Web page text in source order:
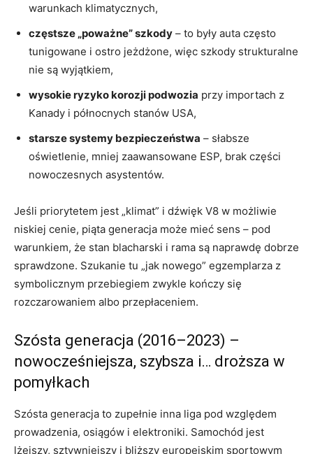
warunkach klimatycznych,
częstsze „poważne” szkody – to były auta często
tunigowane i ostro jeżdżone, więc szkody strukturalne
nie są wyjątkiem,
wysokie ryzyko korozji podwozia przy importach z
Kanady i północnych stanów USA,
starsze systemy bezpieczeństwa – słabsze
oświetlenie, mniej zaawansowane ESP, brak części
nowoczesnych asystentów.
Jeśli priorytetem jest „klimat” i dźwięk V8 w możliwie
niskiej cenie, piąta generacja może mieć sens – pod
warunkiem, że stan blacharski i rama są naprawdę dobrze
sprawdzone. Szukanie tu „jak nowego” egzemplarza z
symbolicznym przebiegiem zwykle kończy się
rozczarowaniem albo przepłaceniem.
Szósta generacja (2016–2023) –
nowocześniejsza, szybsza i… droższa w
pomyłkach
Szósta generacja to zupełnie inna liga pod względem
prowadzenia, osiągów i elektroniki. Samochód jest
lżejszy, sztywniejszy i bliższy europejskim sportowym